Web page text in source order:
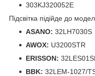
303KJ320052E
Підсвітка підійде до
ASANO: 32LH7030S
AWOX: U3200STR
ERISSON:
BBK: 32LEM-1027/